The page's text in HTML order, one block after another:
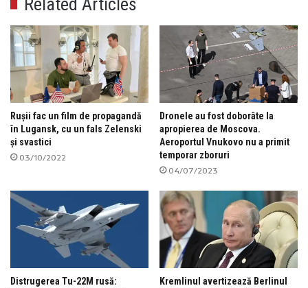
Rușii fac un film de propagandă
în Lugansk, cu un fals Zelenski
și svastici
03/10/2022
Dronele au fost doborâte la
apropierea de Moscova.
Aeroportul Vnukovo nu a primit
temporar zboruri
04/07/2023
Distrugerea Tu-22M rusă:
Kremlinul avertizează Berlinul